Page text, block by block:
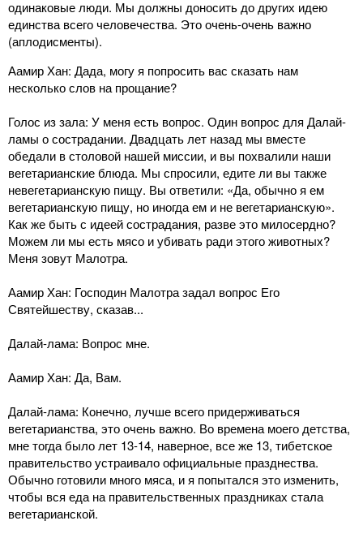
одинаковые люди. Мы должны доносить до других идею
единства всего человечества. Это очень-очень важно
(аплодисменты).
Аамир Хан: Дада, могу я попросить вас сказать нам
несколько слов на прощание?
Голос из зала: У меня есть вопрос. Один вопрос для Далай-
ламы о сострадании. Двадцать лет назад мы вместе
обедали в столовой нашей миссии, и вы похвалили наши
вегетарианские блюда. Мы спросили, едите ли вы также
невегетарианскую пищу. Вы ответили: «Да, обычно я ем
вегетарианскую пищу, но иногда ем и не вегетарианскую».
Как же быть с идеей сострадания, разве это милосердно?
Можем ли мы есть мясо и убивать ради этого животных?
Меня зовут Малотра.
Аамир Хан: Господин Малотра задал вопрос Его
Святейшеству, сказав...
Далай-лама: Вопрос мне.
Аамир Хан: Да, Вам.
Далай-лама: Конечно, лучше всего придерживаться
вегетарианства, это очень важно. Во времена моего детства,
мне тогда было лет 13-14, наверное, все же 13, тибетское
правительство устраивало официальные празднества.
Обычно готовили много мяса, и я попытался это изменить,
чтобы вся еда на правительственных праздниках стала
вегетарианской.